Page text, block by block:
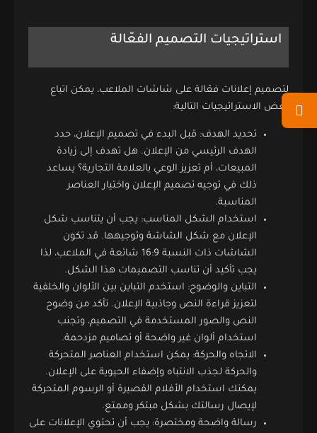
استراتيجيات التصميم الفعّالة
لتصميم إعلانات فعّالة على شاشات الملاعب، يمكن اتباع
بعض الاستراتيجيات التالية:
تحديد الهدف: قبل البدء في تصميم الإعلان، حدد
الهدف الرئيسي من الإعلان. هل تهدف إلى زيادة
المبيعات، أم تعزيز الوعي بالعلامة التجارية؟ يساعد
ذلك في توجيه تصميم الإعلان واختيار العناصر
المناسبة.
استخدام الشكل المناسب: يجب أن يتناسب شكل
الإعلان مع شكل الشاشة وتوجيهها. قد تكون
الشاشات ذات النسبة 16:9 شائعة في الملاعب، لذا
يجب تأكيد أن تناسب التصميمات هذا الشكل.
التباين والوضوح: استخدم التباين بين الألوان والخلفية
لتعزيز قراءة النص وجاذبية الإعلان. تأكد من وضوح
النص والصور المستخدمة في التصميم، وتجنب
استخدام ألوان غير واضحة أو تصاميم مزدحمة.
الاتجاه والحركة: يمكن استخدام العناصر المتحركة
والحركة لجذب الانتباه وإضفاء الحيوية على الإعلان.
يمكنك استخدام الأفلام القصيرة أو الرسوم المتحركة
لإيصال رسالتك بشكل مبتكر وممتع.
رسالة واضحة ومختصرة: يجب أن تحتوي الإعلانات على